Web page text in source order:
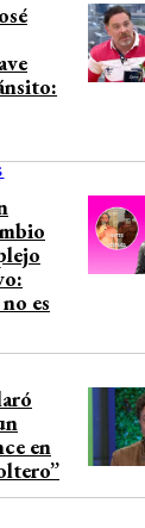
es
en